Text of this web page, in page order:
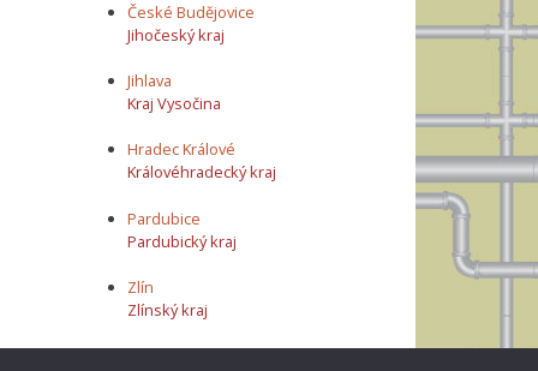
České Budějovice
Jihočeský kraj
Jihlava
Kraj Vysočina
Hradec Králové
Královéhradecký kraj
Pardubice
Pardubický kraj
Zlín
Zlínský kraj